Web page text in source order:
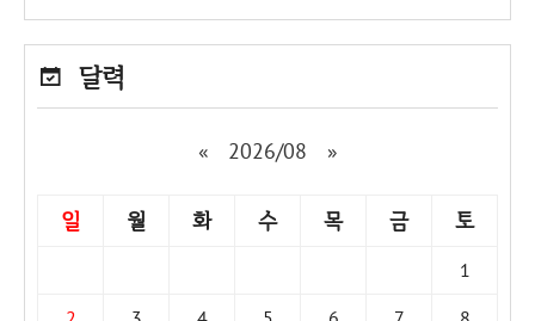
달력
« 2026/08 »
일 월 화 수 목 금 토
1